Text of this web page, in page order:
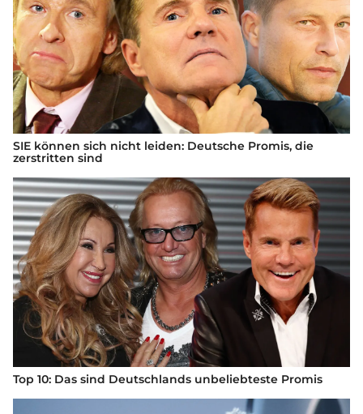
SIE können sich nicht leiden: Deutsche Promis, die
zerstritten sind
Top 10: Das sind Deutschlands unbeliebteste Promis